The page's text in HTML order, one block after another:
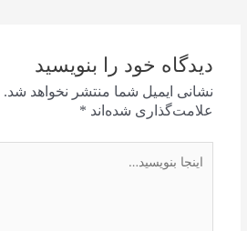
دیدگاه‌ خود را بنویسید
نشانی ایمیل شما منتشر نخواهد شد.
علامت‌گذاری شده‌اند *
بنویسید…